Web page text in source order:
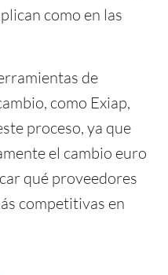
como en las
de
como Exiap,
proceso, ya que
el cambio euro
qué proveedores
competitivas en